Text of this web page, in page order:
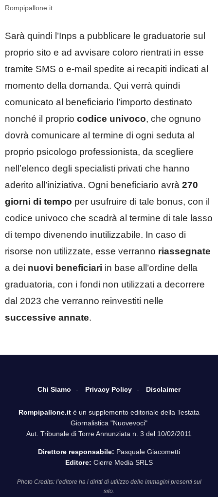
Rompipallone.it
Sarà quindi l’Inps a pubblicare le graduatorie sul
proprio sito e ad avvisare coloro rientrati in esse
tramite SMS o e-mail spedite ai recapiti indicati al
momento della domanda. Qui verrà quindi
comunicato al beneficiario l’importo destinato
nonché il proprio codice univoco, che ognuno
dovrà comunicare al termine di ogni seduta al
proprio psicologo professionista, da scegliere
nell’elenco degli specialisti privati che hanno
aderito all’iniziativa. Ogni beneficiario avrà 270
giorni di tempo per usufruire di tale bonus, con il
codice univoco che scadrà al termine di tale lasso
di tempo divenendo inutilizzabile. In caso di
risorse non utilizzate, esse verranno riassegnate
a dei nuovi beneficiari in base all’ordine della
graduatoria, con i fondi non utilizzati a decorrere
dal 2023 che verranno reinvestiti nelle
successive annate.
Chi Siamo Privacy Policy Disclaimer
Rompipallone.it è un supplemento editoriale della Testata
Giornalistica "Nuovevoci"
Aut. Tribunale di Torre Annunziata n. 3 del 10/02/2011
Direttore responsabile: Pasquale Giacometti
Editore: Cierre Media SRLS
Photo Credits: l’editore ha i diritti di utilizzo delle immagini presenti sul
sito.